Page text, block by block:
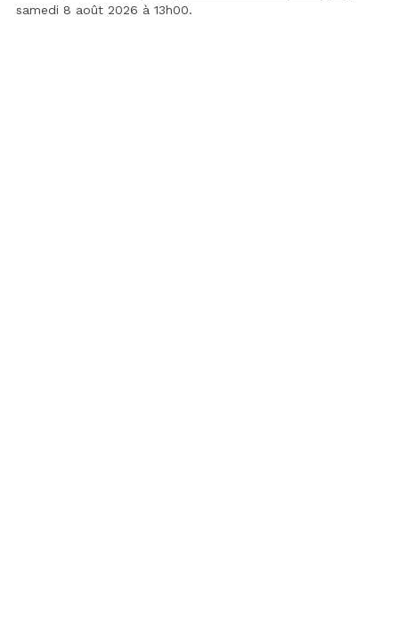
samedi 8 août 2026 à 13h00.